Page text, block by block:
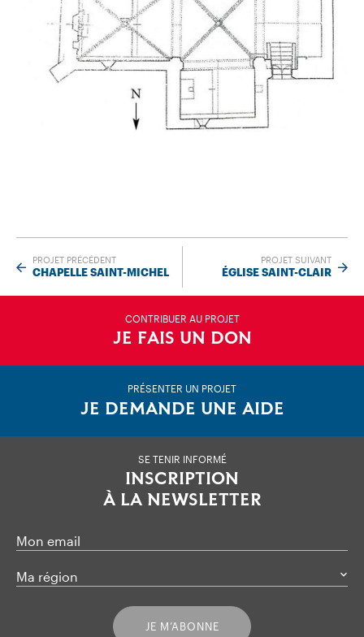
PROJET PRÉCÉDENT
CHAPELLE SAINT-MICHEL
PROJET SUIVANT
ÉGLISE SAINT-CLAIR
CONTRIBUER AU PROJET
JE FAIS UN DON
PRÉSENTER UN PROJET
JE DEMANDE UNE AIDE
SE TENIR INFORMÉ
INSCRIPTION
À LA NEWSLETTER
Mon email
Ma région
JE M’ABONNE